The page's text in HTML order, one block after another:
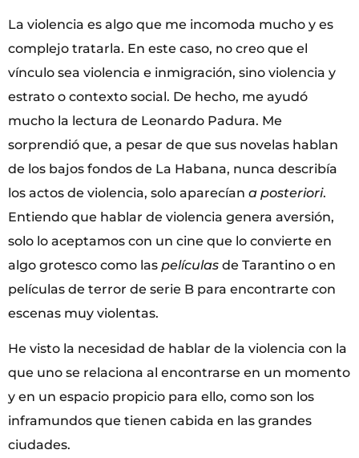
La violencia es algo que me incomoda mucho y es
complejo tratarla. En este caso, no creo que el
vínculo sea violencia e inmigración, sino violencia y
estrato o contexto social. De hecho, me ayudó
mucho la lectura de Leonardo Padura. Me
sorprendió que, a pesar de que sus novelas hablan
de los bajos fondos de La Habana, nunca describía
los actos de violencia, solo aparecían a posteriori.
Entiendo que hablar de violencia genera aversión,
solo lo aceptamos con un cine que lo convierte en
algo grotesco como las películas de Tarantino o en
películas de terror de serie B para encontrarte con
escenas muy violentas.
He visto la necesidad de hablar de la violencia con la
que uno se relaciona al encontrarse en un momento
y en un espacio propicio para ello, como son los
inframundos que tienen cabida en las grandes
ciudades.